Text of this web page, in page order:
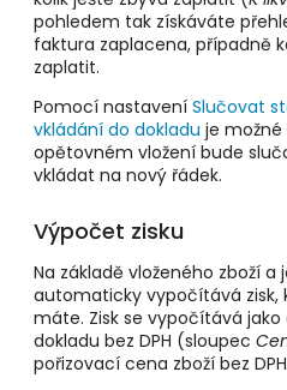
pohledem tak získáváte
faktura zaplacena, případně
zaplatit.
Pomocí nastavení Slučovat
vkládání do dokladu je možné
opětovném vložení bude
vkládat na nový řádek.
Výpočet zisku
Na základě vloženého zboží a
automaticky vypočítává zisk,
máte. Zisk se vypočítává
dokladu bez DPH (sloupec
pořizovací cena zboží bez